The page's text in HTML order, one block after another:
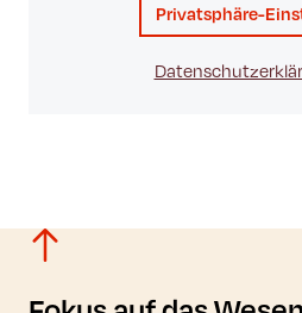
Privatsphäre-